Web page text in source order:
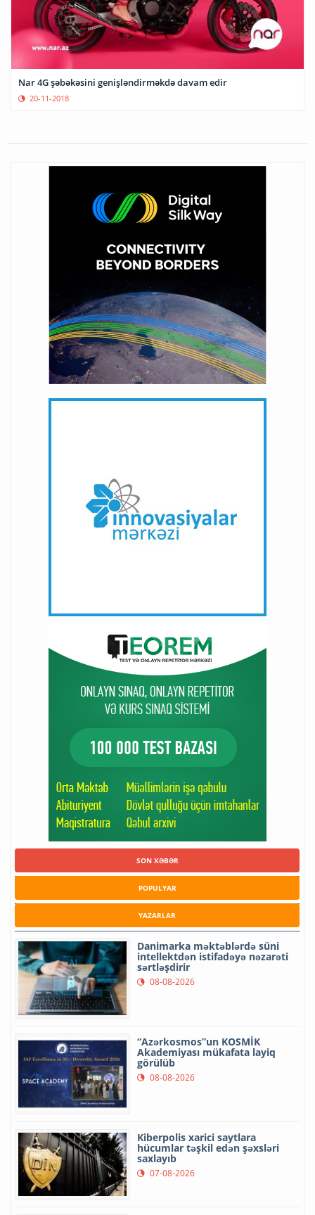
Nar 4G şəbəkəsini genişləndirməkdə davam edir
20-11-2018
SON XƏBƏR
POPULYAR
YAZARLAR
Danimarka məktəblərdə süni
intellektdən istifadəyə nəzarəti
sərtləşdirir
08-08-2026
“Azərkosmos”un KOSMİK
Akademiyası mükafata layiq
görülüb
08-08-2026
Kiberpolis xarici saytlara
hücumlar təşkil edən şəxsləri
saxlayıb
07-08-2026